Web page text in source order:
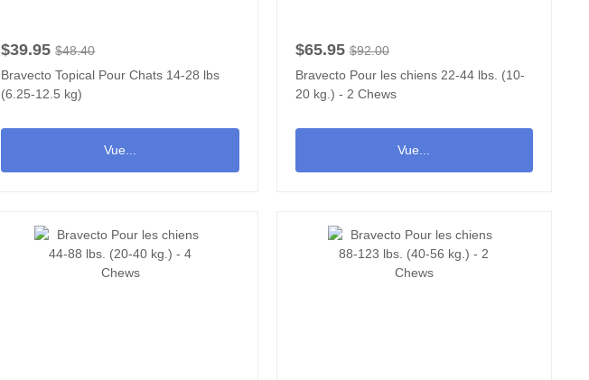
$39.95 $48.40
Bravecto Topical Pour Chats 14-28 lbs
(6.25-12.5 kg)
Vue...
$65.95 $92.00
Bravecto Pour les chiens 22-44 lbs. (10-
20 kg.) - 2 Chews
Vue...